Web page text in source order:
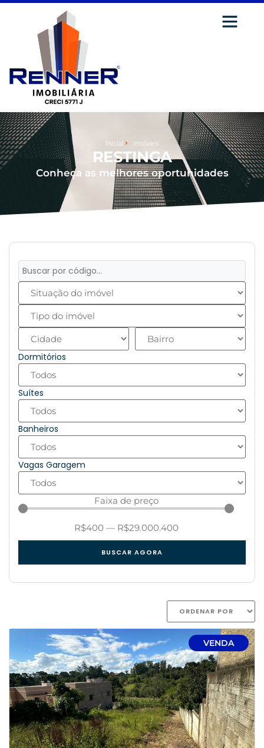
Inicial Imóveis
RESTINGA
Conheça as melhores oportunidades
Dormitórios
Suítes
Banheiros
Vagas Garagem
Faixa de preço
R$400 — R$29.000.400
BUSCAR AGORA
VENDA